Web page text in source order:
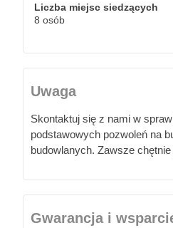
Liczba miejsc siedzących
8 osób
Uwaga
Skontaktuj się z nami w
podstawowych pozwoleń na
budowlanych. Zawsze
Gwarancja i